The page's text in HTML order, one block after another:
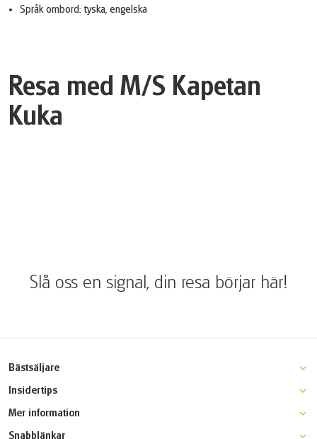
Språk ombord: tyska, engelska
Resa med M/S Kapetan
Kuka
Slå oss en signal, din resa börjar här!
Bästsäljare
Moseldalen klassisk cykelresa
Kattegattleden
Båtcykling längs Donau
Insidertips
Gotland aktivitetsresa
Mer information
Varför resa med Active Scandinavia?
Snabblänkar